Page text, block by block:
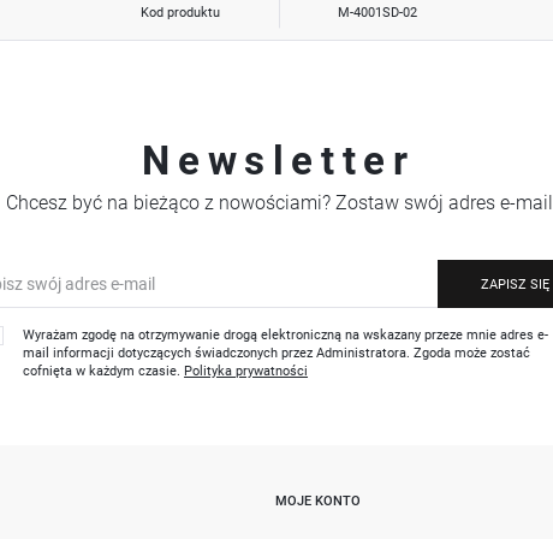
Kod produktu M-4001SD-02
Newsletter
Chcesz być na bieżąco z nowościami? Zostaw swój adres e-mail
ZAPISZ SIĘ
Wyrażam zgodę na otrzymywanie drogą elektroniczną na wskazany przeze mnie adres e-
mail informacji dotyczących świadczonych przez Administratora. Zgoda może zostać
cofnięta w każdym czasie. Polityka prywatności
MOJE KONTO